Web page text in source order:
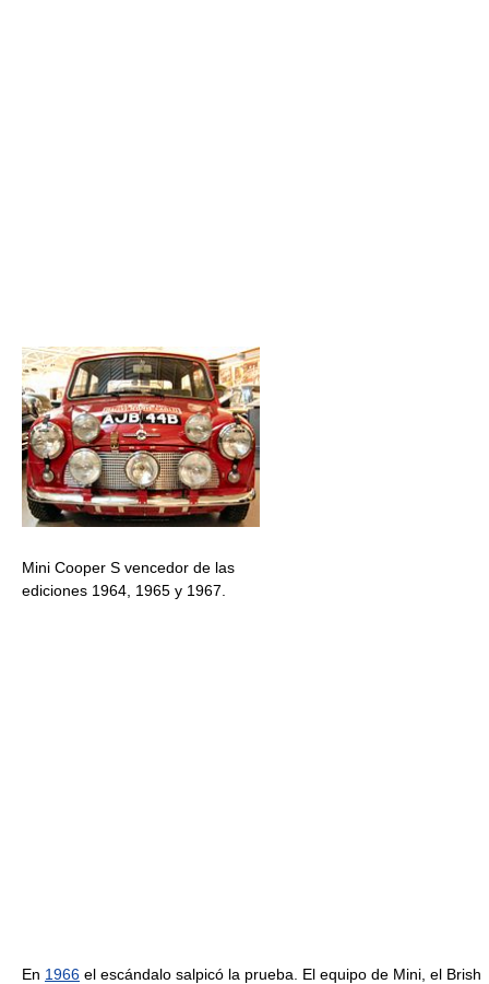
Mini Cooper S vencedor de las
ediciones 1964, 1965 y 1967.
En 1966 el escándalo salpicó la prueba. El equipo de Mini, el Brish